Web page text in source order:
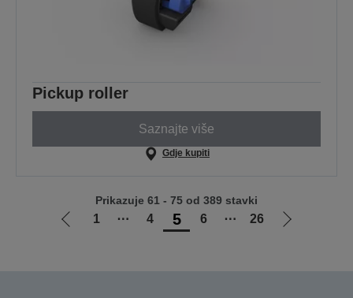
Pickup roller
Saznajte više
Gdje kupiti
Idi
1 ⋯ 4 5 6 ⋯ 26
Idi
Prikazuje 61 - 75 od 389 stavki